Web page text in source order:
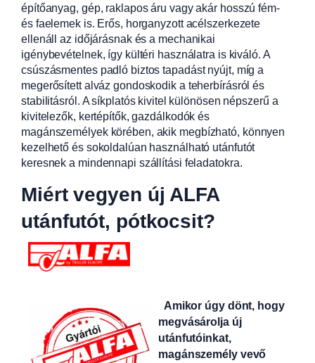
építőanyag, gép, raklapos áru vagy akár hosszú fém-
és faelemek is. Erős, horganyzott acélszerkezete
ellenáll az időjárásnak és a mechanikai
igénybevételnek, így kültéri használatra is kiváló. A
csúszásmentes padló biztos tapadást nyújt, míg a
megerősített alváz gondoskodik a teherbírásról és
stabilitásról. A síkplatós kivitel különösen népszerű a
kivitelezők, kertépítők, gazdálkodók és
magánszemélyek körében, akik megbízható, könnyen
kezelhető és sokoldalúan használható utánfutót
keresnek a mindennapi szállítási feladatokra.
Miért vegyen új ALFA
utánfutót, pótkocsit?
Amikor úgy dönt, hogy
megvásárolja új
utánfutóinkat,
magánszemély vevő